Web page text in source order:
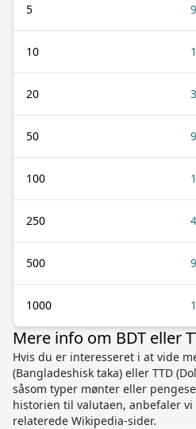
5
10
20
50
100
250
500
1000
Mere info om BDT eller
Hvis du er interesseret i at vide
(Bangladeshisk taka) eller TTD
såsom typer mønter eller
historien til valutaen, anbefaler
relaterede Wikipedia-sider.